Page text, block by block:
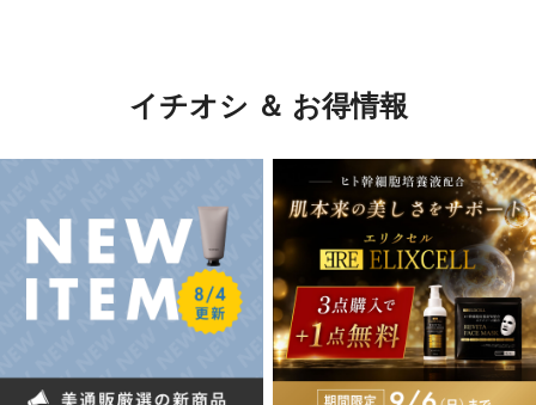
イチオシ ＆ お得情報